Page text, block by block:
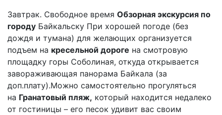
Завтрак. Свободное время Обзорная экскурсия по
городу Байкальску При хорошей погоде (без
дождя и тумана) для желающих организуется
подъем на кресельной дороге на смотровую
площадку горы Соболиная, откуда открывается
завораживающая панорама Байкала (за
доп.плату).Можно самостоятельно прогуляться
на Гранатовый пляж, который находится недалеко
от гостиницы – его песок удивит вас своим